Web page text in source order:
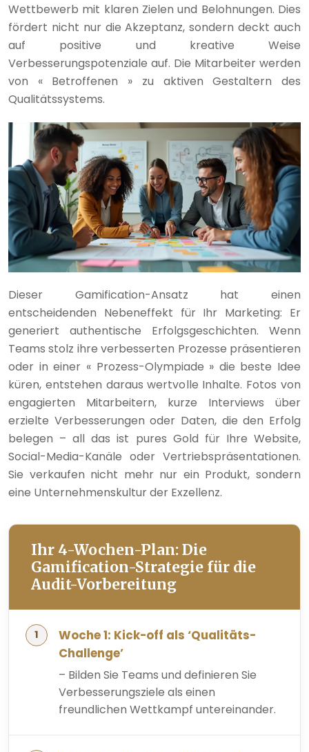
Wettbewerb mit klaren Zielen und Belohnungen. Dies
fördert nicht nur die Akzeptanz, sondern deckt auch
auf positive und kreative Weise
Verbesserungspotenziale auf. Die Mitarbeiter werden
von « Betroffenen » zu aktiven Gestaltern des
Qualitätssystems.
Dieser Gamification-Ansatz hat einen
entscheidenden Nebeneffekt für Ihr Marketing: Er
generiert authentische Erfolgsgeschichten. Wenn
Teams stolz ihre verbesserten Prozesse präsentieren
oder in einer « Prozess-Olympiade » die beste Idee
küren, entstehen daraus wertvolle Inhalte. Fotos von
engagierten Mitarbeitern, kurze Interviews über
erzielte Verbesserungen oder Daten, die den Erfolg
belegen – all das ist pures Gold für Ihre Website,
Social-Media-Kanäle oder Vertriebspräsentationen.
Sie verkaufen nicht mehr nur ein Produkt, sondern
eine Unternehmenskultur der Exzellenz.
Ihr 4-Wochen-Plan: Die
Gamification-Strategie für die
Audit-Vorbereitung
Woche 1: Kick-off als ‘Qualitäts-
Challenge’
– Bilden Sie Teams und definieren Sie
Verbesserungsziele als einen
freundlichen Wettkampf untereinander.